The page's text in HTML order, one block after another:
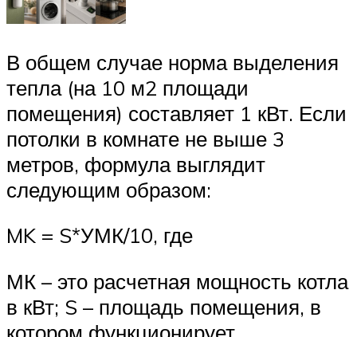
В общем случае норма выделения
тепла (на 10 м2 площади
помещения) составляет 1 кВт. Если
потолки в комнате не выше 3
метров, формула выглядит
следующим образом:
MK = S*УМК/10, где
МК – это расчетная мощность котла
в кВт; S – площадь помещения, в